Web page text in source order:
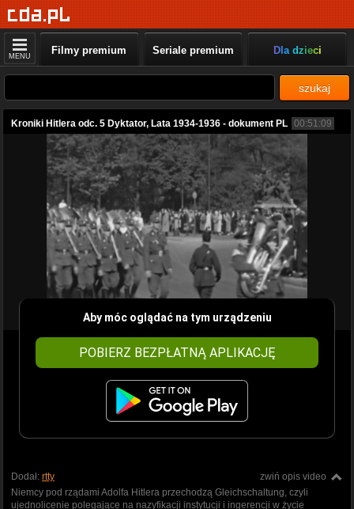
MENU Filmy premium Seriale premium Dla dzieci
szukaj
Kroniki Hitlera odc. 5 Dyktator, Lata 1934-1936 - dokument PL 00:51:09
Aby móc oglądać na tym urządzeniu
POBIERZ BEZPŁATNĄ APLIKACJĘ
zwiń opis video
Dodał: rtty
Niemcy pod rządami Adolfa Hitlera przechodzą Gleichschaltung, czyli
ujednolicenie polegające na nazyfikacji instytucji i ingerencji w życie